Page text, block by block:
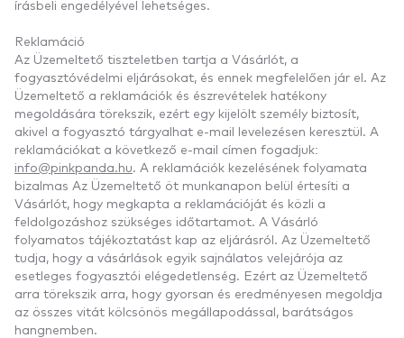
írásbeli engedélyével lehetséges.
Reklamáció
Az Üzemeltető tiszteletben tartja a Vásárlót, a
fogyasztóvédelmi eljárásokat, és ennek megfelelően jár el. Az
Üzemeltető a reklamációk és észrevételek hatékony
megoldására törekszik, ezért egy kijelölt személy biztosít,
akivel a fogyasztó tárgyalhat e-mail levelezésen keresztül. A
reklamációkat a következő e-mail címen fogadjuk:
info@pinkpanda.hu . A reklamációk kezelésének folyamata
bizalmas Az Üzemeltető öt munkanapon belül értesíti a
Vásárlót, hogy megkapta a reklamációját és közli a
feldolgozáshoz szükséges időtartamot. A Vásárló
folyamatos tájékoztatást kap az eljárásról. Az Üzemeltető
tudja, hogy a vásárlások egyik sajnálatos velejárója az
esetleges fogyasztói elégedetlenség. Ezért az Üzemeltető
arra törekszik arra, hogy gyorsan és eredményesen megoldja
az összes vitát kölcsönös megállapodással, barátságos
hangnemben.